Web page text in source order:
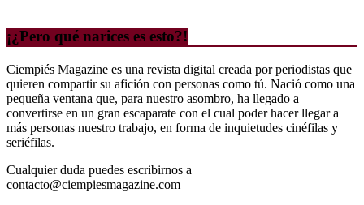
¡¿Pero qué narices es esto?!
Ciempiés Magazine es una revista digital creada por periodistas que
quieren compartir su afición con personas como tú. Nació como una
pequeña ventana que, para nuestro asombro, ha llegado a
convertirse en un gran escaparate con el cual poder hacer llegar a
más personas nuestro trabajo, en forma de inquietudes cinéfilas y
seriéfilas.
Cualquier duda puedes escribirnos a
contacto@ciempiesmagazine.com